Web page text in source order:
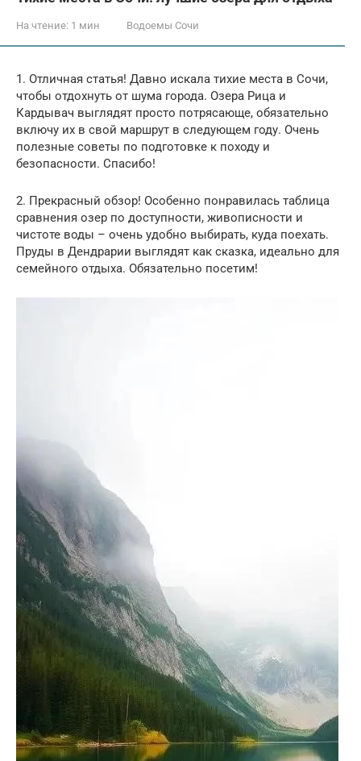
На чтение: 1 мин Водоемы Сочи
1. Отличная статья! Давно искала тихие места в Сочи,
чтобы отдохнуть от шума города. Озера Рица и
Кардывач выглядят просто потрясающе, обязательно
включу их в свой маршрут в следующем году. Очень
полезные советы по подготовке к походу и
безопасности. Спасибо!
2. Прекрасный обзор! Особенно понравилась таблица
сравнения озер по доступности, живописности и
чистоте воды – очень удобно выбирать, куда поехать.
Пруды в Дендрарии выглядят как сказка, идеально для
семейного отдыха. Обязательно посетим!